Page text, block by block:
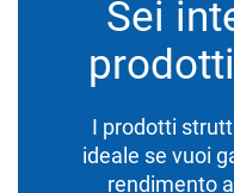
Sei
I prodotti
ideale se vuoi
rendimento